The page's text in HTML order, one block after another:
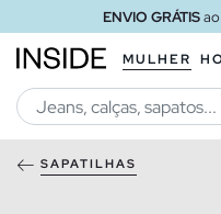
ENVIO GRÁTISao
MULHER
SAPATILHAS